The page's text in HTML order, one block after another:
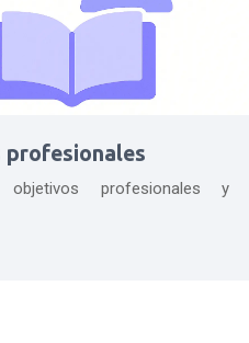
profesionales
profesionales y